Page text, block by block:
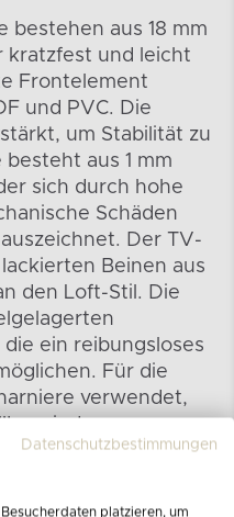
bestehen aus 18 mm
kratzfest und leicht
Frontelement
und PVC. Die
um Stabilität zu
aus 1 mm
sich durch hohe
Schäden
Der TV-
Beinen aus
den Loft-Stil. Die
ein reibungsloses
Für die
verwendet,
Datenschutzbestimmungen
platzieren, um